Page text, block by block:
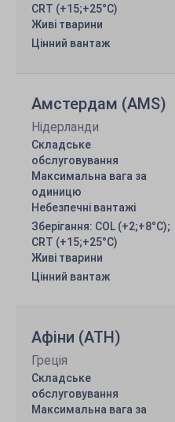
CRT (+15;+25°C)
Живі тварини
Цінний вантаж
Амстердам (AMS)
Нідерланди
Складське
обслуговування
Максимальна вага за
одиницю
Небезпечні вантажі
Зберігання: COL (+2;+8°C);
CRT (+15;+25°C)
Живі тварини
Цінний вантаж
Афіни (ATH)
Греція
Складське
обслуговування
Максимальна вага за